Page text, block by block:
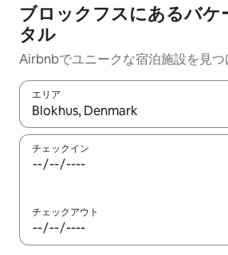
ブロックフスにあるバケ
タル
Airbnbでユニークな宿泊施設を見つ
エリア
検索結果が表示されたら、上下の矢
チェックイン
チェックアウト